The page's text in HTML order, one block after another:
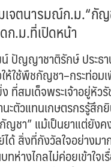
เจตนารมณ์ก.ม.“กั
ก.ม.ที่เปิดหน้า
าติรักษ์ ประธานสภ
ห้ใช้พืชกัญชา–กระท่อม
สมเด็จพระเจ้าอยู่หัว
ะตัวแทนเกษตรกรรู้สึ
ญชา” แม้เป็นยาแต่ยัง
ด้ สิ่งที่กังวัลใจอย่างม
ห่างไกลไม่ค่อยเข้าใจ